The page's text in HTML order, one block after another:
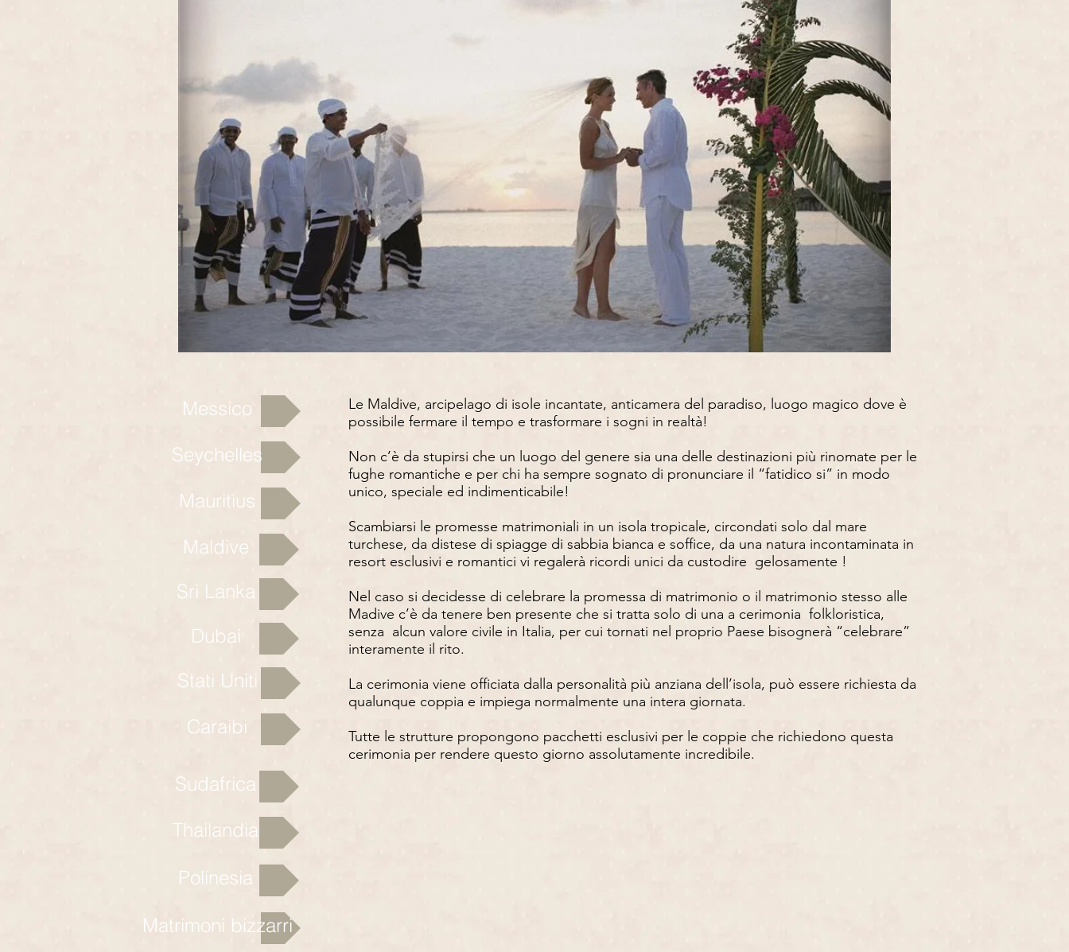
Messico
Seychelles
Mauritius
Maldive
Sri Lanka
Dubai
Stati Uniti
Caraibi
Sudafrica
Thailandia
Polinesia
Matrimoni bizzarri
Le Maldive, arcipelago di isole incantate, anticamera del paradiso, luogo magico dove è
possibile fermare il tempo e trasformare i sogni in realtà!
Non c’è da stupirsi che un luogo del genere sia una delle destinazioni più rinomate per le
fughe romantiche e per chi ha sempre sognato di pronunciare il “fatidico si” in modo
unico, speciale ed indimenticabile!
Scambiarsi le promesse matrimoniali in un isola tropicale, circondati solo dal mare
turchese, da distese di spiagge di sabbia bianca e soffice, da una natura incontaminata in
resort esclusivi e romantici vi regalerà ricordi unici da custodire gelosamente !
Nel caso si decidesse di celebrare la promessa di matrimonio o il matrimonio stesso alle
Madive c’è da tenere ben presente che si tratta solo di una a cerimonia folkloristica,
senza alcun valore civile in Italia, per cui tornati nel proprio Paese bisognerà “celebrare”
interamente il rito.
La cerimonia viene officiata dalla personalità più anziana dell’isola, può essere richiesta da
qualunque coppia e impiega normalmente una intera giornata.
Tutte le strutture propongono pacchetti esclusivi per le coppie che richiedono questa
cerimonia per rendere questo giorno assolutamente incredibile.